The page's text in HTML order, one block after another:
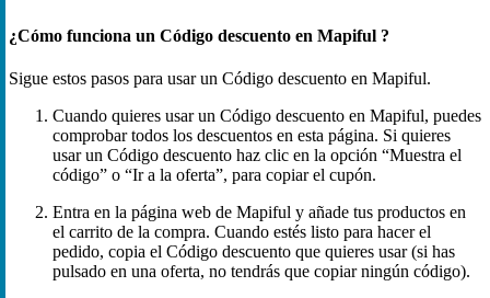
¿Cómo funciona un Código descuento en Mapiful ?
Sigue estos pasos para usar un Código descuento en Mapiful.
Cuando quieres usar un Código descuento en Mapiful, puedes
comprobar todos los descuentos en esta página. Si quieres
usar un Código descuento haz clic en la opción “Muestra el
código” o “Ir a la oferta”, para copiar el cupón.
Entra en la página web de Mapiful y añade tus productos en
el carrito de la compra. Cuando estés listo para hacer el
pedido, copia el Código descuento que quieres usar (si has
pulsado en una oferta, no tendrás que copiar ningún código).